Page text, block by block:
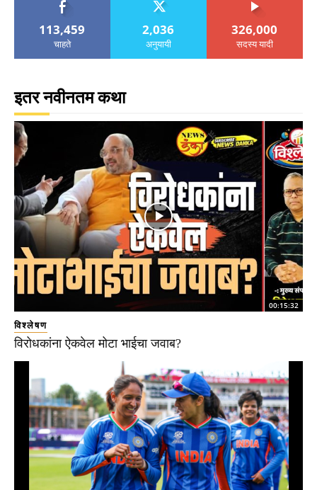
113,459
चाहते
2,036
अनुयायी
326,000
सदस्य यादी
इतर नवीनतम कथा
00:15:32
विश्लेषण
विरोधकांना ऐकवेल मोटा भाईचा जवाब?